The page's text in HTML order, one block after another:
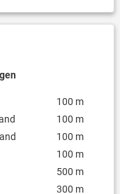
100 m
100 m
100 m
100 m
500 m
300 m